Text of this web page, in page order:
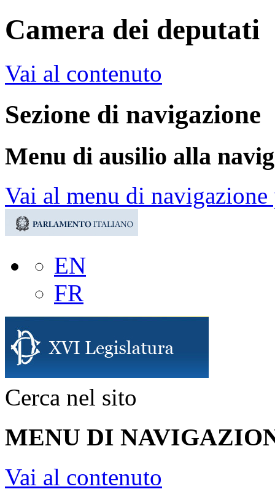
Camera dei deputati
Vai al contenuto
Sezione di navigazione
Menu di ausilio alla
Vai al menu di
EN
FR
Cerca nel sito
MENU DI
Vai al contenuto